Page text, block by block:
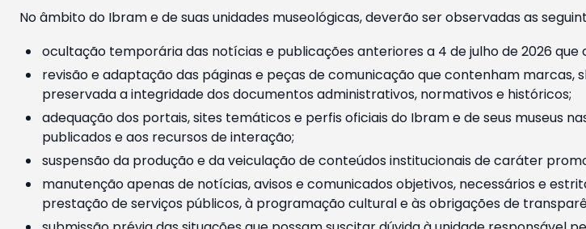
No âmbito do Ibram e de suas unidades museológicas, deverão ser observadas as
ocultação temporária das notícias e publicações anteriores a 4 de julho de 2026
revisão e adaptação das páginas e peças de comunicação que contenham marcas,
preservada a integridade dos documentos administrativos, normativos e históricos;
adequação dos portais, sites temáticos e perfis oficiais do Ibram e de seus museus
publicados e aos recursos de interação;
suspensão da produção e da veiculação de conteúdos institucionais de caráter
manutenção apenas de notícias, avisos e comunicados objetivos, necessários e
prestação de serviços públicos, à programação cultural e às obrigações de